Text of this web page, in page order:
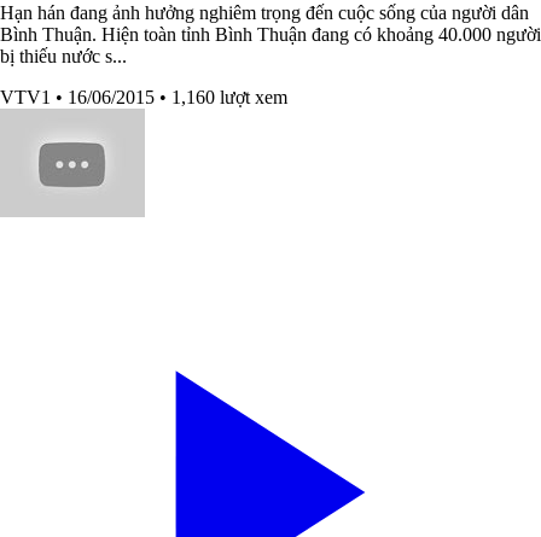
Hạn hán đang ảnh hưởng nghiêm trọng đến cuộc sống của người dân
Bình Thuận. Hiện toàn tỉnh Bình Thuận đang có khoảng 40.000 người
bị thiếu nước s...
VTV1 • 16/06/2015 • 1,160 lượt xem